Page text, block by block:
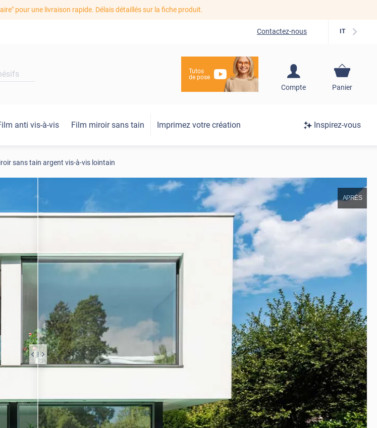
pour une livraison rapide. Délais détaillés sur la fiche produit.
Contactez-nous IT
Tutos
de pose
Compte
S'inscrire / Se
Panier
anti vis-à-vis Film miroir sans tain Imprimez votre création Inspirez-vous
sans tain argent vis-à-vis lointain
APRÈS